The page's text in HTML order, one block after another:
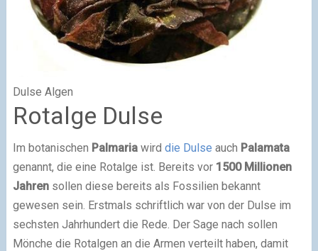
Dulse Algen
Rotalge Dulse
Im botanischen Palmariawird die Dulse auch Palamata
genannt, die eine Rotalge ist. Bereits vor 1500 Millionen
Jahrensollen diese bereits als Fossilien bekannt
gewesen sein. Erstmals schriftlich war von der Dulse im
sechsten Jahrhundert die Rede. Der Sage nach sollen
Mönche die Rotalgen an die Armen verteilt haben, damit